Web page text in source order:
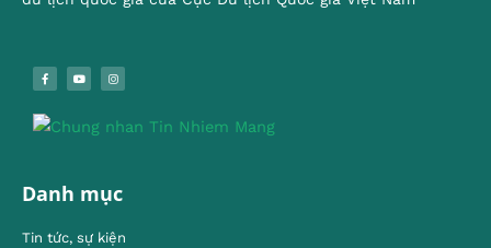
Danh mục
Tin tức, sự kiện